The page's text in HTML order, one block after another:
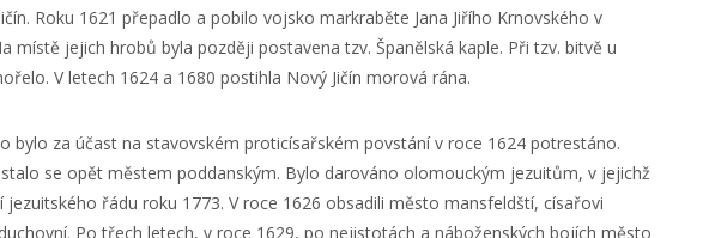
Roku 1621 přepadlo a pobilo vojsko markraběte Jana Jiřího Krnovského v
místě jejich hrobů byla později postavena tzv. Španělská kaple. Při tzv. bitvě u
V letech 1624 a 1680 postihla Nový Jičín morová rána.
bylo za účast na stavovském proticísařském povstání v roce 1624 potrestáno.
se opět městem poddanským. Bylo darováno olomouckým jezuitům, v jejichž
řádu roku 1773. V roce 1626 obsadili město mansfeldští, císařovi
Po třech letech, v roce 1629, po nejistotách a náboženských bojích město